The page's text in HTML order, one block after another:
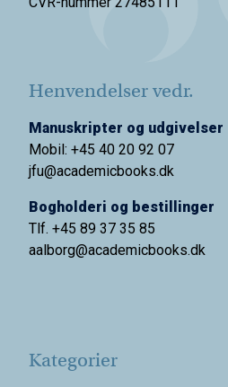
Henvendelser vedr.
Manuskripter og udgivelser
Mobil: +45 40 20 92 07
jfu@academicbooks.dk
Bogholderi og bestillinger
Tlf. +45 89 37 35 85
aalborg@academicbooks.dk
Kategorier